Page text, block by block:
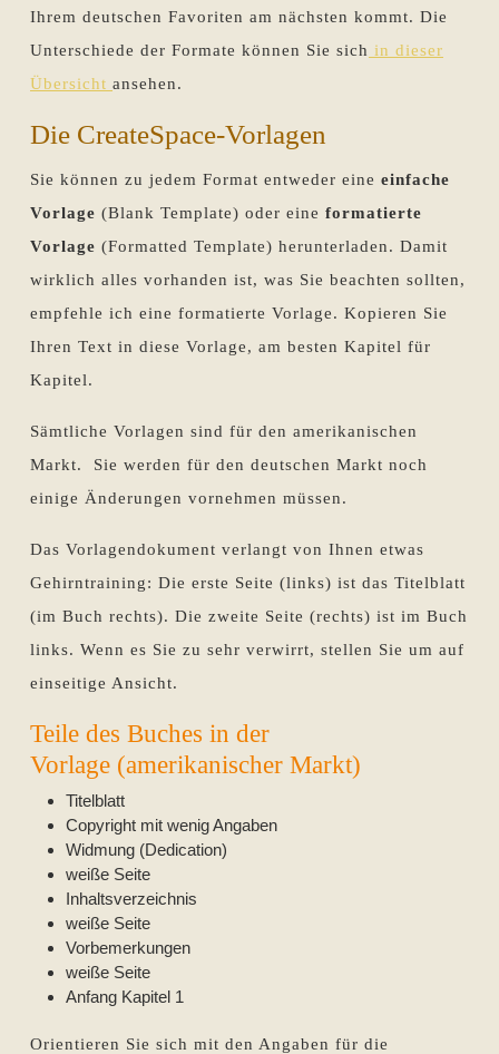
Ihrem deutschen Favoriten am nächsten kommt. Die
Unterschiede der Formate können Sie sich in dieser
Übersicht ansehen.
Die CreateSpace-Vorlagen
Sie können zu jedem Format entweder eine einfache
Vorlage (Blank Template) oder eine formatierte
Vorlage (Formatted Template) herunterladen. Damit
wirklich alles vorhanden ist, was Sie beachten sollten,
empfehle ich eine formatierte Vorlage. Kopieren Sie
Ihren Text in diese Vorlage, am besten Kapitel für
Kapitel.
Sämtliche Vorlagen sind für den amerikanischen
Markt. Sie werden für den deutschen Markt noch
einige Änderungen vornehmen müssen.
Das Vorlagendokument verlangt von Ihnen etwas
Gehirntraining: Die erste Seite (links) ist das Titelblatt
(im Buch rechts). Die zweite Seite (rechts) ist im Buch
links. Wenn es Sie zu sehr verwirrt, stellen Sie um auf
einseitige Ansicht.
Teile des Buches in der
Vorlage (amerikanischer Markt)
Titelblatt
Copyright mit wenig Angaben
Widmung (Dedication)
weiße Seite
Inhaltsverzeichnis
weiße Seite
Vorbemerkungen
weiße Seite
Anfang Kapitel 1
Orientieren Sie sich mit den Angaben für die